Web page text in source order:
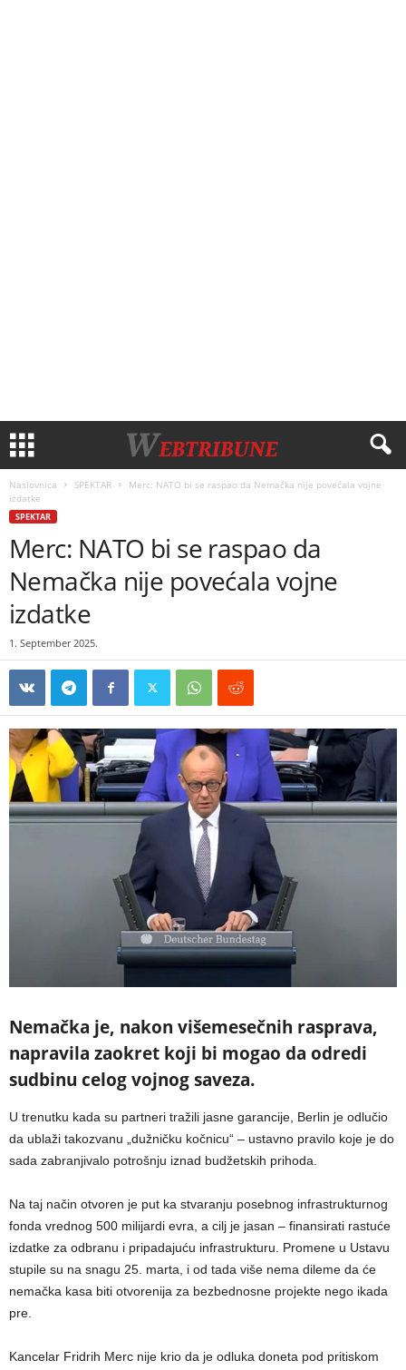
Naslovnica SPEKTAR
Merc: NATO bi se raspao da Nemačka nije povećala vojne
izdatke
SPEKTAR
Merc: NATO bi se raspao da
Nemačka nije povećala vojne
izdatke
1. September 2025.
Nemačka je, nakon višemesečnih rasprava,
napravila zaokret koji bi mogao da odredi
sudbinu celog vojnog saveza.
U trenutku kada su partneri tražili jasne garancije, Berlin je odlučio
da ublaži takozvanu „dužničku kočnicu“ – ustavno pravilo koje je do
sada zabranjivalo potrošnju iznad budžetskih prihoda.
Na taj način otvoren je put ka stvaranju posebnog infrastrukturnog
fonda vrednog 500 milijardi evra, a cilj je jasan – finansirati rastuće
izdatke za odbranu i pripadajuću infrastrukturu. Promene u Ustavu
stupile su na snagu 25. marta, i od tada više nema dileme da će
nemačka kasa biti otvorenija za bezbednosne projekte nego ikada
pre.
Kancelar Fridrih Merc nije krio da je odluka doneta pod pritiskom